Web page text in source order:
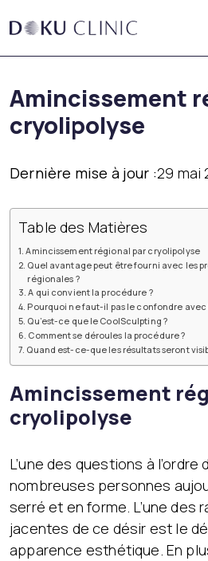
Amincissement
cryolipolyse
Dernière mise à jour :29 mai
Table des Matières
Amincissement régional par cryolipolyse
Quel avantage peut être fourni avec les
régionales ?
A qui convient la procédure ?
Pourquoi ne faut-il pas le confondre
Qu’est-ce que le CoolSculpting ?
Comment se déroules la procédure ?
Quand est-ce-que les résultats seront
Amincissement
cryolipolyse
L’une des questions à l’ordre
nombreuses personnes
serré et en forme. L’une des
jacentes de ce désir est le
apparence esthétique. En